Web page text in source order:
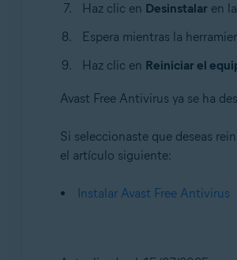
Haz clic en Desinstalar en
Espera mientras la
Haz clic en Reiniciar el
Avast Free Antivirus ya se ha
Si seleccionaste que deseas
el artículo siguiente:
Instalar Avast Free Antivirus